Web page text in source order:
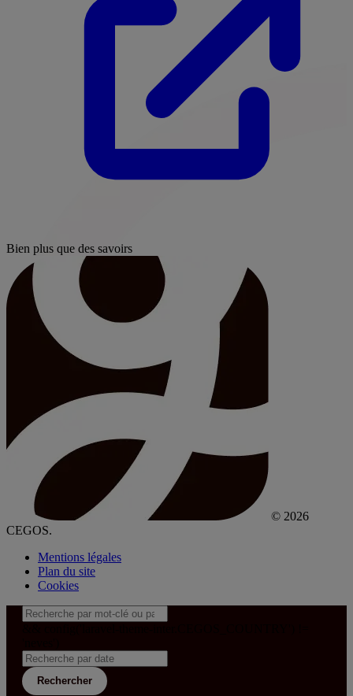
Bien plus que des savoirs
© 2026
CEGOS.
Mentions légales
Plan du site
Cookies
Rechercher